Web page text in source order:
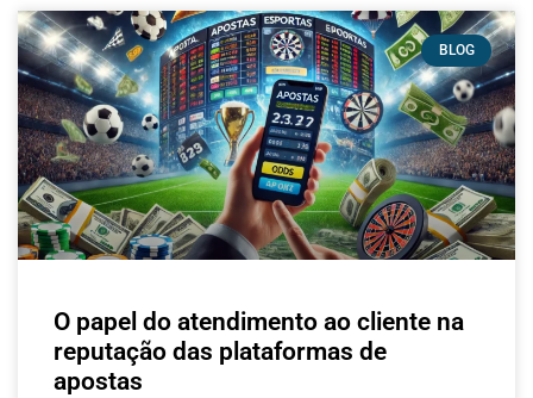
BLOG
O papel do atendimento ao cliente na
reputação das plataformas de
apostas